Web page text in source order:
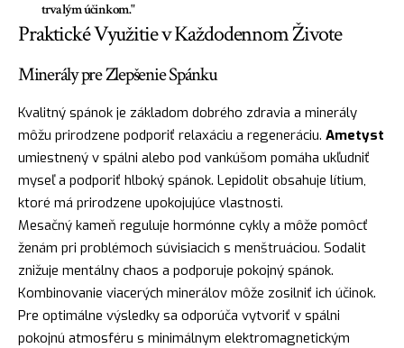
trvalým účinkom."
Praktické Využitie v Každodennom Živote
Minerály pre Zlepšenie Spánku
Kvalitný spánok je základom dobrého zdravia a minerály
môžu prirodzene podporiť relaxáciu a regeneráciu. Ametyst
umiestnený v spálni alebo pod vankúšom pomáha ukľudniť
myseľ a podporiť hlboký spánok. Lepidolit obsahuje lítium,
ktoré má prirodzene upokojujúce vlastnosti.
Mesačný kameň reguluje hormónne cykly a môže pomôcť
ženám pri problémoch súvisiacich s menštruáciou. Sodalit
znižuje mentálny chaos a podporuje pokojný spánok.
Kombinovanie viacerých minerálov môže zosilniť ich účinok.
Pre optimálne výsledky sa odporúča vytvoriť v spálni
pokojnú atmosféru s minimálnym elektromagnetickým